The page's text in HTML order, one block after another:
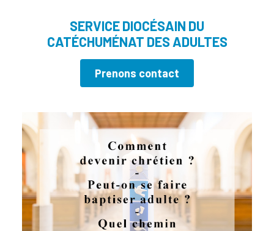
SERVICE DIOCÉSAIN DU
CATÉCHUMÉNAT DES ADULTES
Prenons contact